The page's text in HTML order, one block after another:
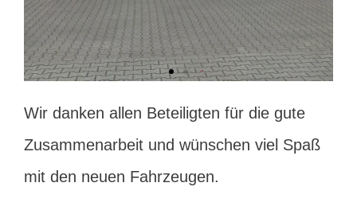
Wir danken allen Beteiligten für die gute
Zusammenarbeit und wünschen viel Spaß
mit den neuen Fahrzeugen.